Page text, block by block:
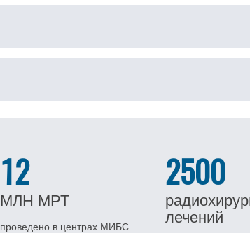
12
МЛН МРТ
проведено в центрах МИБС
2500
лечений